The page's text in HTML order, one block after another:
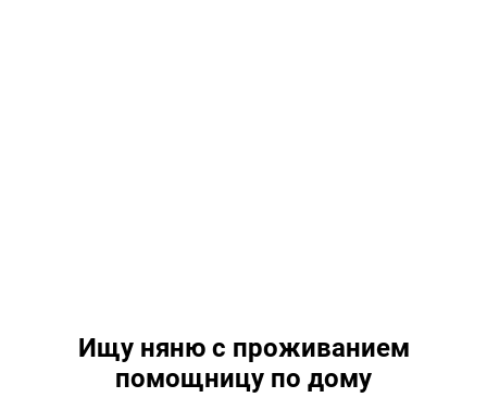
Ищу няню с проживанием
помощницу по дому